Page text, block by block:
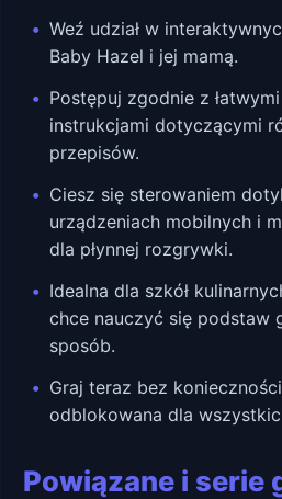
Weź udział w
Baby Hazel i jej mamą.
Postępuj zgodnie z
instrukcjami dotyczącymi
przepisów.
Ciesz się sterowaniem
urządzeniach mobilnych i
dla płynnej rozgrywki.
Idealna dla szkół
chce nauczyć się podstaw
sposób.
Graj teraz bez
odblokowana dla
Powiązane i serie